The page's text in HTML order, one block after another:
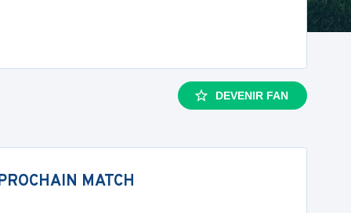
DEVENIR FAN
MATCH